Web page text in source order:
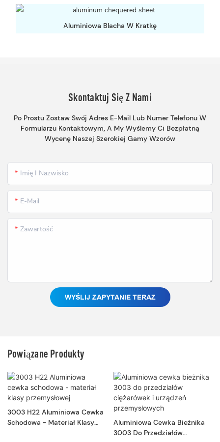
Aluminiowa Blacha W Kratkę
Skontaktuj Się Z Nami
Po Prostu Zostaw Swój Adres E-Mail Lub Numer Telefonu W
Formularzu Kontaktowym, A My Wyślemy Ci Bezpłatną
Wycenę Naszej Szerokiej Gamy Wzorów
Imię I Nazwisko
E-Mail
Zawartość
WYŚLIJ ZAPYTANIE TERAZ
Powiązane Produkty
3003 H22 Aluminiowa Cewka
Schodowa - Materiał Klasy
Aluminiowa Cewka Bieżnika
3003 Do Przedziałów